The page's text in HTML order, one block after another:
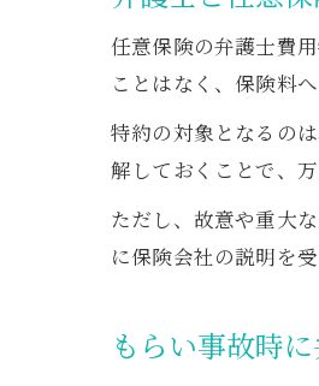
任意保険の弁護士費
ことはなく、保険料
特約の対象となるの
解しておくことで、
ただし、故意や重大
に保険会社の説明を
もらい事故時